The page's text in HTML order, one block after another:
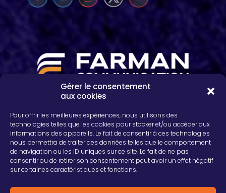
Gérer le consentement
aux cookies
Pour offrir les meilleures expériences, nous utilisons des
technologies telles que les cookies pour stocker et/ou accéder aux
informations des appareils. Le fait de consentir à ces technologies
nous permettra de traiter des données telles que le comportement
de navigation ou les ID uniques sur ce site. Le fait de ne pas
consentir ou de retirer son consentement peut avoir un effet négatif
sur certaines caractéristiques et fonctions.
51664 REIMS cedex
03 26 04 75 24